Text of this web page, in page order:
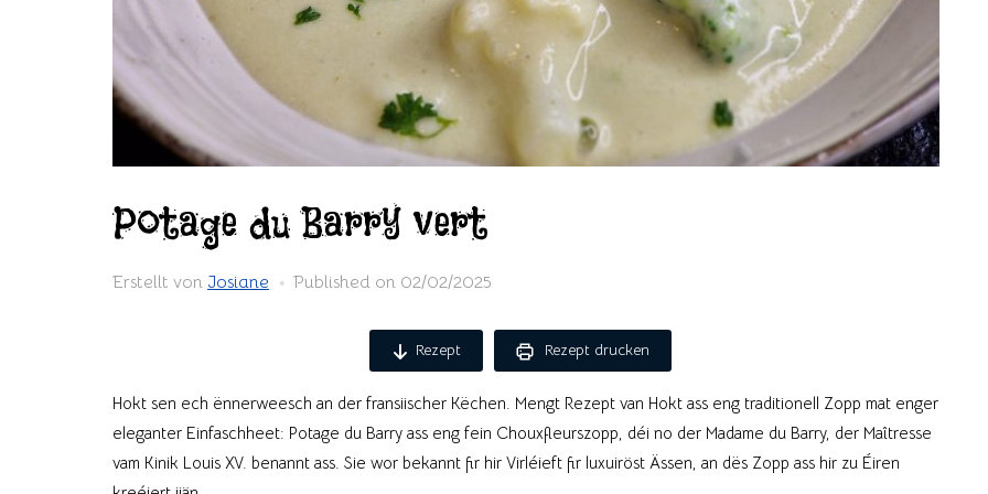
Potage du Barry vert
Erstellt von Josiane Published on 02/02/2025
Rezept Rezept drucken
Hokt sen ech ënnerweesch an der fransiischer Këchen. Mengt Rezept van Hokt ass eng traditionell Zopp mat enger
eleganter Einfaschheet: Potage du Barry ass eng fein Chouxfleurszopp, déi no der Madame du Barry, der Maîtresse
vam Kinik Louis XV. benannt ass. Sie wor bekannt fir hir Virléieft fir luxuiröst Ässen, an dës Zopp ass hir zu Éiren